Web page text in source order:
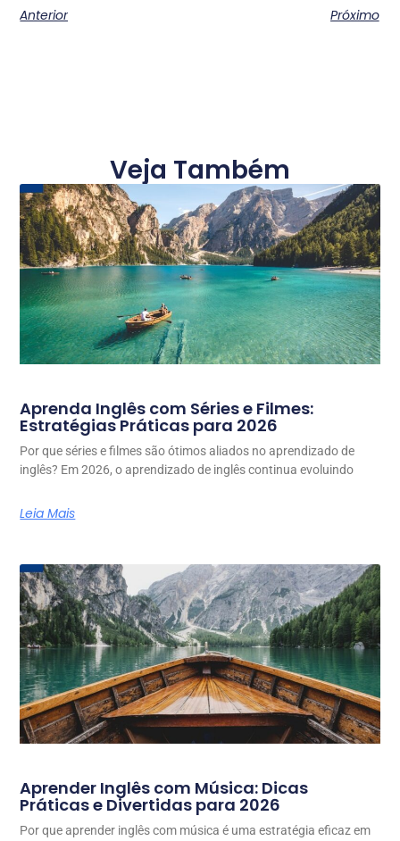
Anterior Próximo
Veja Também
Aprenda Inglês com Séries e Filmes:
Estratégias Práticas para 2026
Por que séries e filmes são ótimos aliados no aprendizado de
inglês? Em 2026, o aprendizado de inglês continua evoluindo
Leia Mais
Aprender Inglês com Música: Dicas
Práticas e Divertidas para 2026
Por que aprender inglês com música é uma estratégia eficaz em